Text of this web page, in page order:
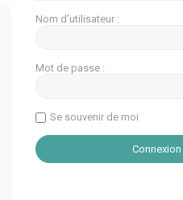
Nom d’utilisateur :
Mot de passe :
Se souvenir de moi